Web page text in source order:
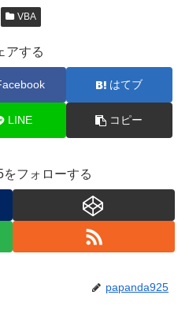
VBA
アする
はてブ
LINE コピー
フォローする
papanda925